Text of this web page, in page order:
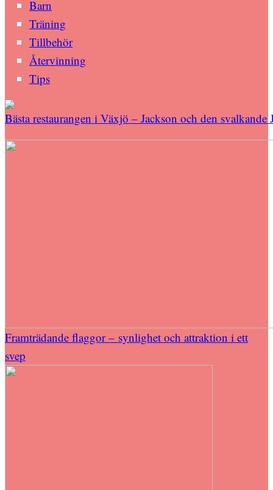
Barn
Träning
Tillbehör
Återvinning
Tips
Bästa restaurangen i Växjö – Jackson och den svalkande
Framträdande flaggor – synlighet och attraktion i ett
svep